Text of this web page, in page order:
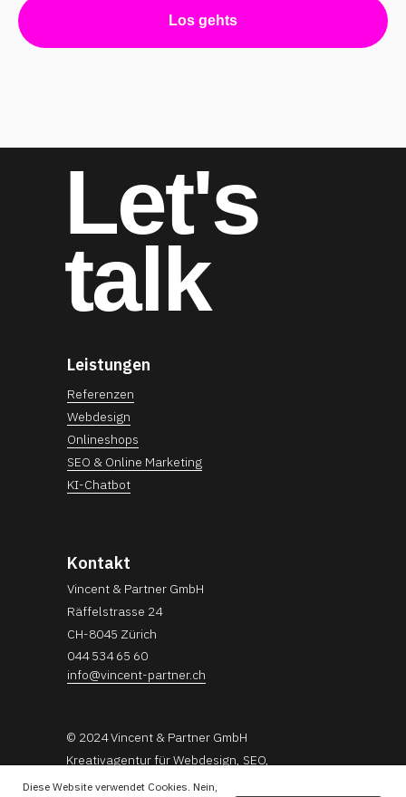
Los gehts
Leistungen
Referenzen
Webdesign
Onlineshops
SEO & Online Marketing
KI-Chatbot
Kontakt
Vincent & Partner GmbH
Räffelstrasse 24
CH-8045 Zürich
044 534 65 60
info@vincent-partner.ch
Let's
talk
© 2024 Vincent & Partner GmbH
Kreativagentur für Webdesign, SEO,
KI & Online Marketing
Diese Website verwendet Cookies. Nein,